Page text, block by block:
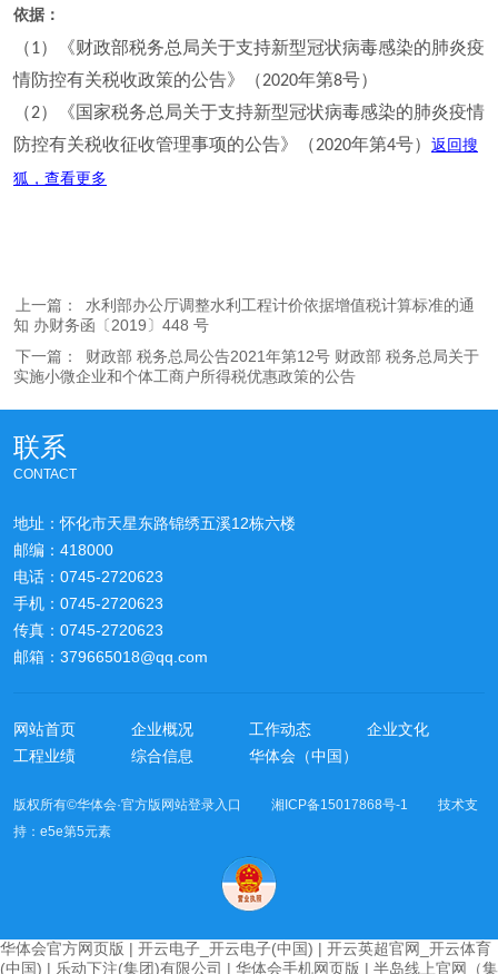
依据：
（1）《财政部税务总局关于支持新型冠状病毒感染的肺炎疫
情防控有关税收政策的公告》（2020年第8号）
（2）《国家税务总局关于支持新型冠状病毒感染的肺炎疫情
防控有关税收征收管理事项的公告》（2020年第4号） 返回搜
狐，查看更多
上一篇：
水利部办公厅调整水利工程计价依据增值税计算标准的通
知 办财务函〔2019〕448 号
下一篇：
财政部 税务总局公告2021年第12号 财政部 税务总局关于
实施小微企业和个体工商户所得税优惠政策的公告
联系
CONTACT
地址：怀化市天星东路锦绣五溪12栋六楼
邮编：418000
电话：0745-2720623
手机：0745-2720623
传真：0745-2720623
邮箱：379665018@qq.com
网站首页 企业概况 工作动态
企业文化
工程业绩
综合信息 华体会（中国）
版权所有©华体会·官方版网站登录入口 湘ICP备15017868号-1 技术支
持： e5e第5元素
华体会官方网页版 | 开云电子_开云电子(中国) | 开云英超官网_开云体育
(中国) | 乐动下注(集团)有限公司 | 华体会手机网页版 | 半岛线上官网（集